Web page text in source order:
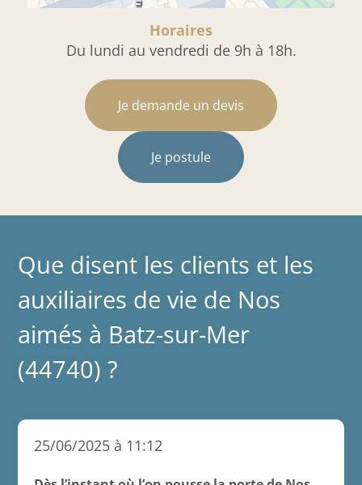
Horaires
Du lundi au vendredi de 9h à 18h.
Je demande un devis
Je postule
Que disent les clients et les
auxiliaires de vie de Nos
aimés à Batz-sur-Mer
(44740) ?
25/06/2025 à 11:12